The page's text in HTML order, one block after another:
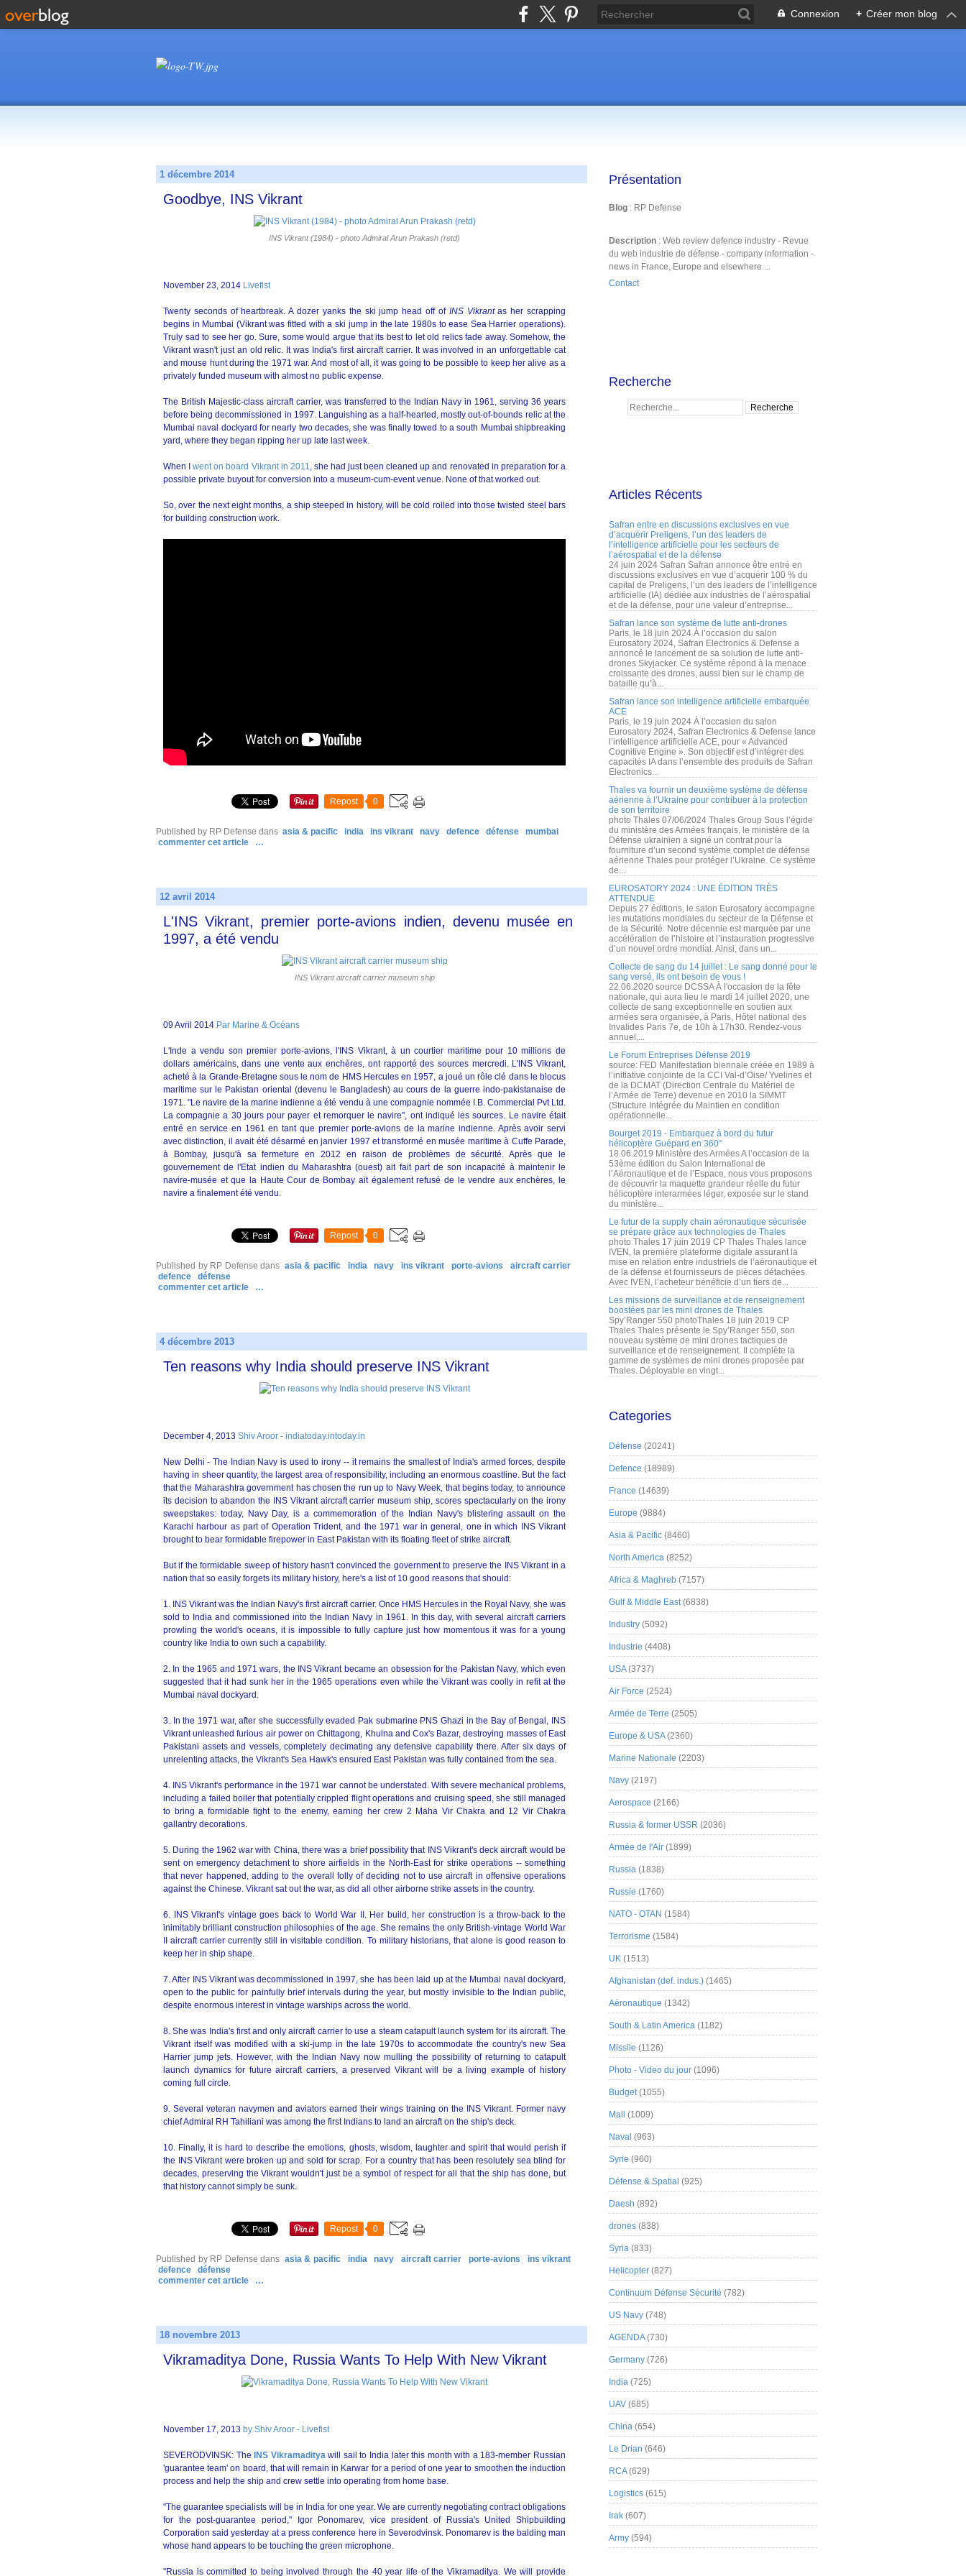
Connexion + Créer mon blog
1 décembre 2014
Goodbye, INS Vikrant
INS Vikrant (1984) - photo Admiral Arun Prakash (retd)
November 23, 2014 Livefist
Twenty seconds of heartbreak. A dozer yanks the ski jump head off of INS Vikrantas her scrapping
begins in Mumbai (Vikrant was fitted with a ski jump in the late 1980s to ease Sea Harrier operations).
Truly sad to see her go. Sure, some would argue that its best to let old relics fade away. Somehow, the
Vikrant wasn't just an old relic. It was India's first aircraft carrier. It was involved in an unforgettable cat
and mouse hunt during the 1971 war. And most of all, it was going to be possible to keep her alive as a
privately funded museum with almost no public expense.
The British Majestic-class aircraft carrier, was transferred to the Indian Navy in 1961, serving 36 years
before being decommissioned in 1997. Languishing as a half-hearted, mostly out-of-bounds relic at the
Mumbai naval dockyard for nearly two decades, she was finally towed to a south Mumbai shipbreaking
yard, where they began ripping her up late last week.
When Iwent on board Vikrant in 2011, she had just been cleaned up and renovated in preparation for a
possible private buyout for conversion into a museum-cum-event venue. None of that worked out.
So, over the next eight months, a ship steeped in history, will be cold rolled into those twisted steel bars
for building construction work.
Repost 0
Published by RP Defense dans asia & pacific india ins vikrant navy defence défense
mumbai
commenter cet article
…
12 avril 2014
L'INS Vikrant, premier porte-avions indien, devenu musée en
1997, a été vendu
INS Vikrant aircraft carrier museum ship
09 Avril 2014 Par Marine & Océans
L'Inde a vendu son premier porte-avions, l'INS Vikrant, à un courtier maritime pour 10 millions de
dollars américains, dans une vente aux enchères, ont rapporté des sources mercredi. L'INS Vikrant,
acheté à la Grande-Bretagne sous le nom de HMS Hercules en 1957, a joué un rôle clé dans le blocus
maritime sur le Pakistan oriental (devenu le Bangladesh) au cours de la guerre indo-pakistanaise de
1971. "Le navire de la marine indienne a été vendu à une compagnie nommée I.B. Commercial Pvt Ltd.
La compagnie a 30 jours pour payer et remorquer le navire", ont indiqué les sources. Le navire était
entré en service en 1961 en tant que premier porte-avions de la marine indienne. Après avoir servi
avec distinction, il avait été désarmé en janvier 1997 et transformé en musée maritime à Cuffe Parade,
à Bombay, jusqu'à sa fermeture en 2012 en raison de problèmes de sécurité. Après que le
gouvernement de l'Etat indien du Maharashtra (ouest) ait fait part de son incapacité à maintenir le
navire-musée et que la Haute Cour de Bombay ait également refusé de le vendre aux enchères, le
navire a finalement été vendu.
Repost 0
Published by RP Defense dans asia & pacific india navy ins vikrant porte-avions
aircraft carrier
defence
défense
commenter cet article
…
4 décembre 2013
Ten reasons why India should preserve INS Vikrant
December 4, 2013 Shiv Aroor - indiatoday.intoday.in
New Delhi - The Indian Navy is used to irony -- it remains the smallest of India's armed forces, despite
having in sheer quantity, the largest area of responsibility, including an enormous coastline. But the fact
that the Maharashtra government has chosen the run up to Navy Week, that begins today, to announce
its decision to abandon the INS Vikrant aircraft carrier museum ship, scores spectacularly on the irony
sweepstakes: today, Navy Day, is a commemoration of the Indian Navy's blistering assault on the
Karachi harbour as part of Operation Trident, and the 1971 war in general, one in which INS Vikrant
brought to bear formidable firepower in East Pakistan with its floating fleet of strike aircraft.
But if the formidable sweep of history hasn't convinced the government to preserve the INS Vikrant in a
nation that so easily forgets its military history, here's a list of 10 good reasons that should:
1. INS Vikrant was the Indian Navy's first aircraft carrier. Once HMS Hercules in the Royal Navy, she was
sold to India and commissioned into the Indian Navy in 1961. In this day, with several aircraft carriers
prowling the world's oceans, it is impossible to fully capture just how momentous it was for a young
country like India to own such a capability.
2. In the 1965 and 1971 wars, the INS Vikrant became an obsession for the Pakistan Navy, which even
suggested that it had sunk her in the 1965 operations even while the Vikrant was coolly in refit at the
Mumbai naval dockyard.
3. In the 1971 war, after she successfully evaded Pak submarine PNS Ghazi in the Bay of Bengal, INS
Vikrant unleashed furious air power on Chittagong, Khulna and Cox's Bazar, destroying masses of East
Pakistani assets and vessels, completely decimating any defensive capability there. After six days of
unrelenting attacks, the Vikrant's Sea Hawk's ensured East Pakistan was fully contained from the sea.
4. INS Vikrant's performance in the 1971 war cannot be understated. With severe mechanical problems,
including a failed boiler that potentially crippled flight operations and cruising speed, she still managed
to bring a formidable fight to the enemy, earning her crew 2 Maha Vir Chakra and 12 Vir Chakra
gallantry decorations.
5. During the 1962 war with China, there was a brief possibility that INS Vikrant's deck aircraft would be
sent on emergency detachment to shore airfields in the North-East for strike operations -- something
that never happened, adding to the overall folly of deciding not to use aircraft in offensive operations
against the Chinese. Vikrant sat out the war, as did all other airborne strike assets in the country.
6. INS Vikrant's vintage goes back to World War II. Her build, her construction is a throw-back to the
inimitably brilliant construction philosophies of the age. She remains the only British-vintage World War
II aircraft carrier currently still in visitable condition. To military historians, that alone is good reason to
keep her in ship shape.
7. After INS Vikrant was decommissioned in 1997, she has been laid up at the Mumbai naval dockyard,
open to the public for painfully brief intervals during the year, but mostly invisible to the Indian public,
despite enormous interest in vintage warships across the world.
8. She was India's first and only aircraft carrier to use a steam catapult launch system for its aircraft. The
Vikrant itself was modified with a ski-jump in the late 1970s to accommodate the country's new Sea
Harrier jump jets. However, with the Indian Navy now mulling the possibility of returning to catapult
launch dynamics for future aircraft carriers, a preserved Vikrant will be a living example of history
coming full circle.
9. Several veteran navymen and aviators earned their wings training on the INS Vikrant. Former navy
chief Admiral RH Tahiliani was among the first Indians to land an aircraft on the ship's deck.
10. Finally, it is hard to describe the emotions, ghosts, wisdom, laughter and spirit that would perish if
the INS Vikrant were broken up and sold for scrap. For a country that has been resolutely sea blind for
decades, preserving the Vikrant wouldn't just be a symbol of respect for all that the ship has done, but
that history cannot simply be sunk.
Repost 0
Published by RP Defense dans asia & pacific india navy aircraft carrier porte-avions
ins vikrant
defence
défense
commenter cet article
…
18 novembre 2013
Vikramaditya Done, Russia Wants To Help With New Vikrant
November 17, 2013 by Shiv Aroor - Livefist
SEVERODVINSK: The INS Vikramadityawill sail to India later this month with a 183-member Russian
'guarantee team' on board, that will remain in Karwar for a period of one year to smoothen the induction
process and help the ship and crew settle into operating from home base.
"The guarantee specialists will be in India for one year. We are currently negotiating contract obligations
for the post-guarantee period," Igor Ponomarev, vice president of Russia's United Shipbuilding
Corporation said yesterday at a press conference here in Severodvinsk. Ponomarev is the balding man
whose hand appears to be touching the green microphone.
"Russia is committed to being involved through the 40 year life of the Vikramaditya. We will provide
Présentation
Blog : RP Defense
Description : Web review defence industry - Revue
du web industrie de défense - company information -
news in France, Europe and elsewhere ...
Contact
Recherche
Articles Récents
Safran entre en discussions exclusives en vue
d’acquérir Preligens, l’un des leaders de
l’intelligence artificielle pour les secteurs de
l’aérospatial et de la défense
24 juin 2024 Safran Safran annonce être entré en
discussions exclusives en vue d’acquérir 100 % du
capital de Preligens, l’un des leaders de l’intelligence
artificielle (IA) dédiée aux industries de l’aérospatial
et de la défense, pour une valeur d’entreprise...
Safran lance son système de lutte anti-drones
Paris, le 18 juin 2024 À l’occasion du salon
Eurosatory 2024, Safran Electronics & Defense a
annoncé le lancement de sa solution de lutte anti-
drones Skyjacker. Ce système répond à la menace
croissante des drones, aussi bien sur le champ de
bataille qu’à...
Safran lance son intelligence artificielle embarquée
ACE
Paris, le 19 juin 2024 À l’occasion du salon
Eurosatory 2024, Safran Electronics & Defense lance
l’intelligence artificielle ACE, pour « Advanced
Cognitive Engine ». Son objectif est d’intégrer des
capacités IA dans l’ensemble des produits de Safran
Electronics...
Thales va fournir un deuxième système de défense
aérienne à l’Ukraine pour contribuer à la protection
de son territoire
photo Thales 07/06/2024 Thales Group Sous l’égide
du ministère des Armées français, le ministère de la
Défense ukrainien a signé un contrat pour la
fourniture d’un second système complet de défense
aérienne Thales pour protéger l’Ukraine. Ce système
de...
EUROSATORY 2024 : UNE ÉDITION TRÈS
ATTENDUE
Depuis 27 éditions, le salon Eurosatory accompagne
les mutations mondiales du secteur de la Défense et
de la Sécurité. Notre décennie est marquée par une
accélération de l’histoire et l’instauration progressive
d’un nouvel ordre mondial. Ainsi, dans un...
Collecte de sang du 14 juillet : Le sang donné pour le
sang versé, ils ont besoin de vous !
22.06.2020 source DCSSA À l'occasion de la fête
nationale, qui aura lieu le mardi 14 juillet 2020, une
collecte de sang exceptionnelle en soutien aux
armées sera organisée, à Paris, Hôtel national des
Invalides Paris 7e, de 10h à 17h30. Rendez-vous
annuel,...
Le Forum Entreprises Défense 2019
source: FED Manifestation biennale créée en 1989 à
l’initiative conjointe de la CCI Val-d’Oise/ Yvelines et
de la DCMAT (Direction Centrale du Matériel de
l’Armée de Terre) devenue en 2010 la SIMMT
(Structure Intégrée du Maintien en condition
opérationnelle...
Bourget 2019 - Embarquez à bord du futur
hélicoptère Guépard en 360°
18.06.2019 Ministère des Armées A l’occasion de la
53ème édition du Salon International de
l’Aéronautique et de l’Espace, nous vous proposons
de découvrir la maquette grandeur réelle du futur
hélicoptère interarmées léger, exposée sur le stand
du ministère...
Le futur de la supply chain aéronautique sécurisée
se prépare grâce aux technologies de Thales
photo Thales 17 juin 2019 CP Thales Thales lance
IVEN, la première plateforme digitale assurant la
mise en relation entre industriels de l’aéronautique et
de la défense et fournisseurs de pièces détachées.
Avec IVEN, l’acheteur bénéficie d’un tiers de...
Les missions de surveillance et de renseignement
boostées par les mini drones de Thales
Spy’Ranger 550 photoThales 18 juin 2019 CP
Thales Thales présente le Spy’Ranger 550, son
nouveau système de mini drones tactiques de
surveillance et de renseignement. Il complète la
gamme de systèmes de mini drones proposée par
Thales. Déployable en vingt...
Categories
Défense (20241)
Defence (18989)
France (14639)
Europe (9884)
Asia & Pacific (8460)
North America (8252)
Africa & Maghreb (7157)
Gulf & Middle East(6838)
Industry (5092)
Industrie (4408)
USA(3737)
Air Force (2524)
Armée de Terre (2505)
Europe & USA(2360)
Marine Nationale (2203)
Navy (2197)
Aerospace (2166)
Russia & former USSR (2036)
Armée de l'Air (1899)
Russia (1838)
Russie (1760)
NATO - OTAN (1584)
Terrorisme (1584)
UK (1513)
Afghanistan (def. indus.) (1465)
Aéronautique (1342)
South & Latin America (1182)
Missile (1126)
Photo - Video du jour (1096)
Budget(1055)
Mali (1009)
Naval (963)
Syrie (960)
Défense & Spatial (925)
Daesh (892)
drones (838)
Syria (833)
Helicopter (827)
Continuum Défense Sécurité (782)
US Navy (748)
AGENDA(730)
Germany (726)
India (725)
UAV (685)
China (654)
Le Drian (646)
RCA(629)
Logistics (615)
Irak (607)
Army (594)